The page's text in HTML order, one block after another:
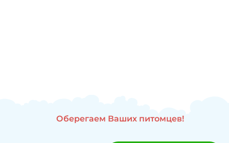
Оберегаем Ваших питомцев!